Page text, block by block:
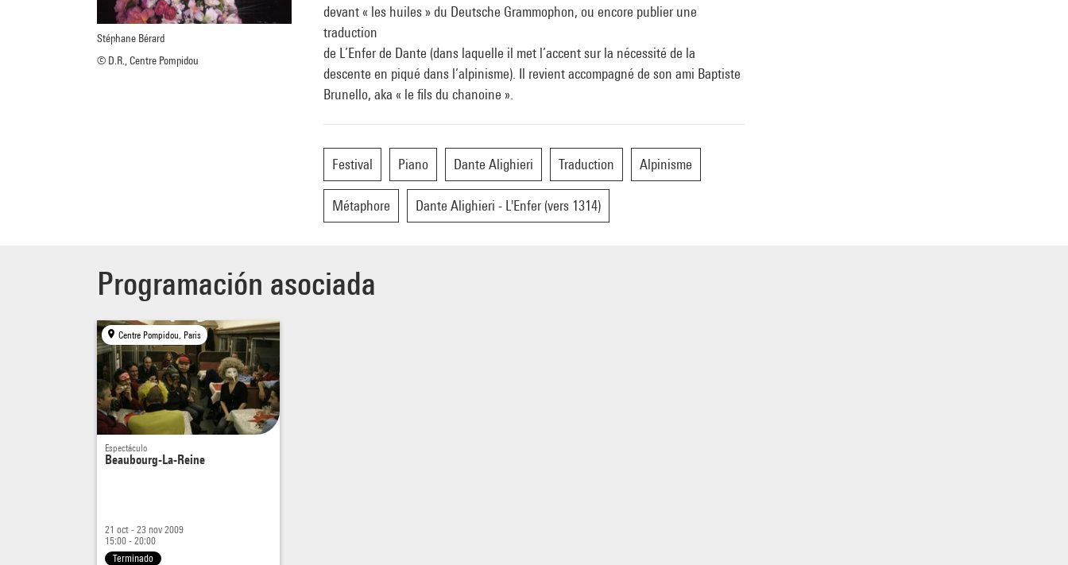
Stéphane Bérard
© D.R., Centre Pompidou
devant « les huiles » du Deutsche Grammophon, ou encore publier une
traduction
de L’Enfer de Dante (dans laquelle il met l’accent sur la nécessité de la
descente en piqué dans l’alpinisme). Il revient accompagné de son ami Baptiste
Brunello, aka « le fils du chanoine ».
Festival Piano Dante Alighieri Traduction Alpinisme
Métaphore Dante Alighieri - L'Enfer (vers 1314)
Programación asociada
Centre Pompidou, Paris
Espectáculo
Beaubourg-La-Reine
21 oct - 23 nov 2009
15:00 - 20:00
Terminado